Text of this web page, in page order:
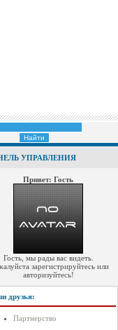
УПРАВЛЕНИЯ
Привет: Гость
Гость, мы рады вас видеть.
зарегистрируйтесь или
авторизуйтесь!
друзья:
Партнерство